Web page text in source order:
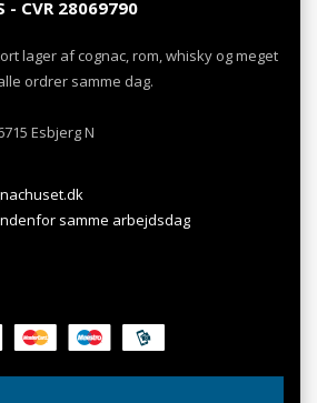
- CVR 28069790
lager af cognac, rom, whisky og meget
ordrer samme dag.
Esbjerg N
samme arbejdsdag